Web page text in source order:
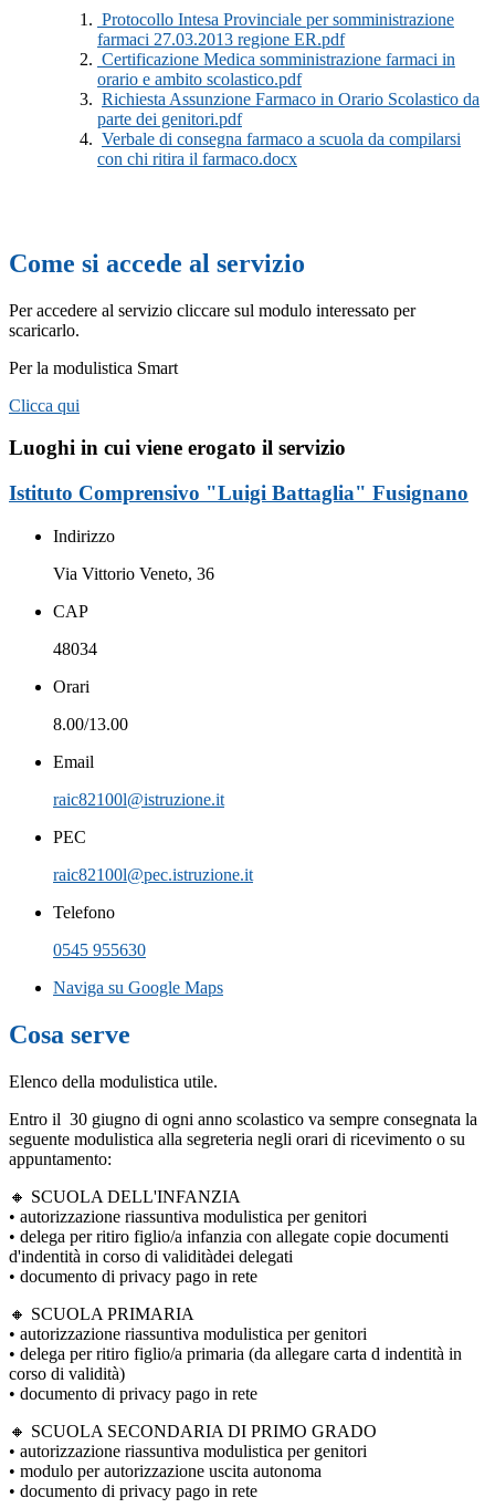
Protocollo Intesa Provinciale per somministrazione
farmaci 27.03.2013 regione ER.pdf
Certificazione Medica somministrazione farmaci in
orario e ambito scolastico.pdf
Richiesta Assunzione Farmaco in Orario Scolastico da
parte dei genitori.pdf
Verbale di consegna farmaco a scuola da compilarsi
con chi ritira il farmaco.docx
Come si accede al servizio
Per accedere al servizio cliccare sul modulo interessato per
scaricarlo.
Per la modulistica Smart
Clicca qui
Luoghi in cui viene erogato il servizio
Istituto Comprensivo "Luigi Battaglia" Fusignano
Indirizzo
Via Vittorio Veneto, 36
CAP
48034
Orari
8.00/13.00
Email
raic82100l@istruzione.it
PEC
raic82100l@pec.istruzione.it
Telefono
0545 955630
Naviga su Google Maps
Cosa serve
Elenco della modulistica utile.
Entro il 30 giugno di ogni anno scolastico va sempre consegnata la
seguente modulistica alla segreteria negli orari di ricevimento o su
appuntamento:
🔸 SCUOLA DELL'INFANZIA
• autorizzazione riassuntiva modulistica per genitori
• delega per ritiro figlio/a infanzia con allegate copie documenti
d'indentità in corso di validitàdei delegati
• documento di privacy pago in rete
🔸 SCUOLA PRIMARIA
• autorizzazione riassuntiva modulistica per genitori
• delega per ritiro figlio/a primaria (da allegare carta d indentità in
corso di validità)
• documento di privacy pago in rete
🔸 SCUOLA SECONDARIA DI PRIMO GRADO
• autorizzazione riassuntiva modulistica per genitori
• modulo per autorizzazione uscita autonoma
• documento di privacy pago in rete